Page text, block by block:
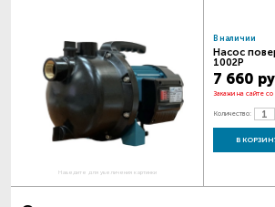
Наведите для увеличения картинки
В наличии
Насос
1002P
7 660
Закажи на сайте со
Количество:
В